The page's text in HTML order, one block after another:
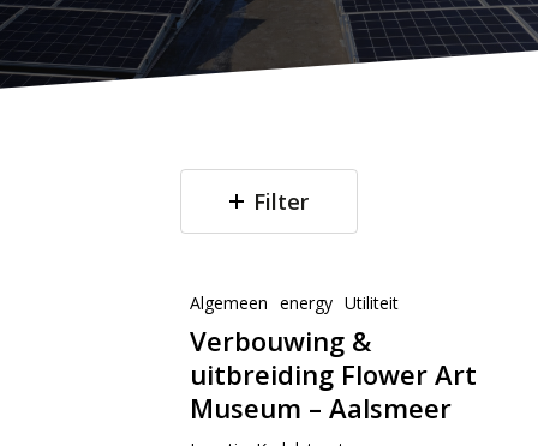
Filter
Algemeen energy Utiliteit
Verbouwing &
uitbreiding Flower Art
Museum – Aalsmeer